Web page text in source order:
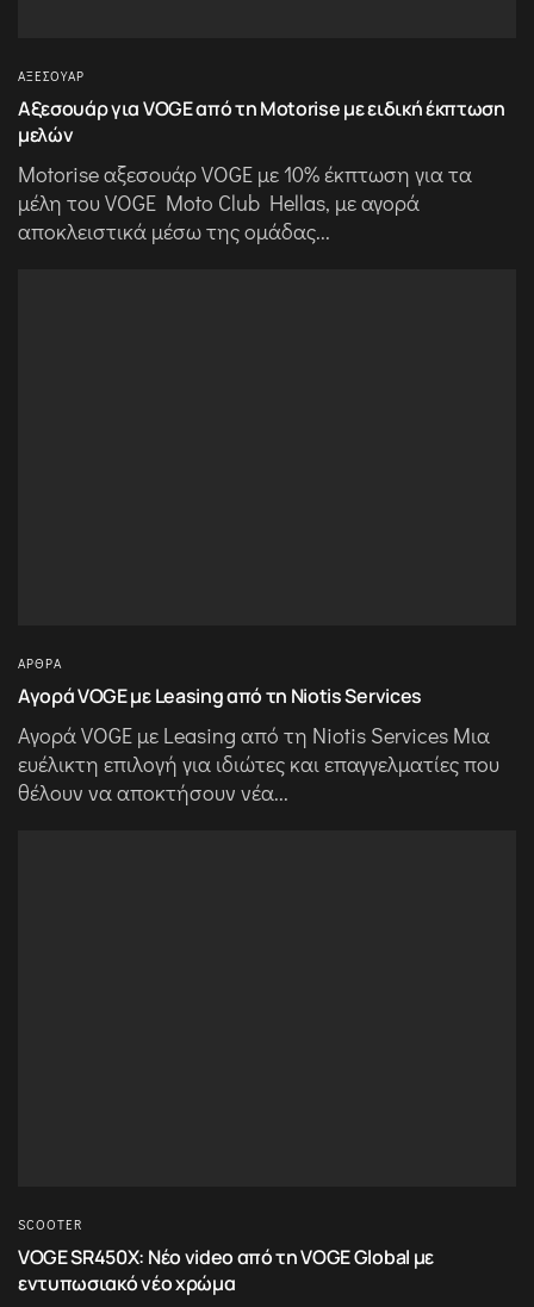
ΑΞΕΣΟΥΆΡ
Αξεσουάρ για VOGE από τη Motorise με ειδική έκπτωση
μελών
Motorise αξεσουάρ VOGE με 10% έκπτωση για τα
μέλη του VOGE Moto Club Hellas, με αγορά
αποκλειστικά μέσω της ομάδας...
ΆΡΘΡΑ
Αγορά VOGE με Leasing από τη Niotis Services
Αγορά VOGE με Leasing από τη Niotis Services Μια
ευέλικτη επιλογή για ιδιώτες και επαγγελματίες που
θέλουν να αποκτήσουν νέα...
SCOOTER
VOGE SR450X: Νέο video από τη VOGE Global με
εντυπωσιακό νέο χρώμα